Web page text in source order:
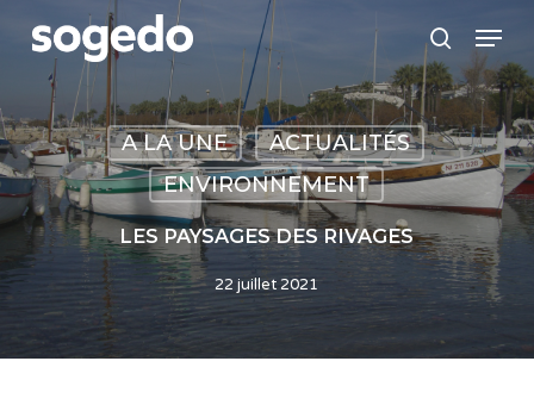
content
search
Menu
A LA UNE
ACTUALITÉS
ENVIRONNEMENT
LES PAYSAGES DES RIVAGES
22 juillet 2021